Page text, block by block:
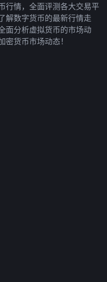
行情，全面评测各大交易平
解数字货币的最新行情走
面分析虚拟货币的市场动
货币市场动态！